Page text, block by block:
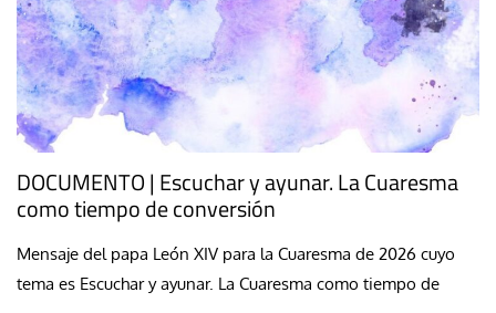
DOCUMENTO | Escuchar y ayunar. La Cuaresma
como tiempo de conversión
Mensaje del papa León XIV para la Cuaresma de 2026 cuyo
tema es Escuchar y ayunar. La Cuaresma como tiempo de